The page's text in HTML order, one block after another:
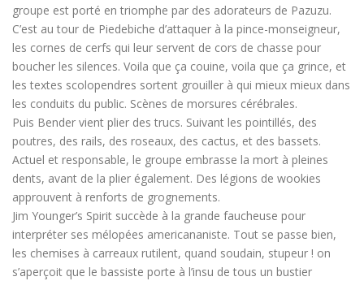
groupe est porté en triomphe par des adorateurs de Pazuzu.
C’est au tour de Piedebiche d’attaquer à la pince-monseigneur,
les cornes de cerfs qui leur servent de cors de chasse pour
boucher les silences. Voila que ça couine, voila que ça grince, et
les textes scolopendres sortent grouiller à qui mieux mieux dans
les conduits du public. Scènes de morsures cérébrales.
Puis Bender vient plier des trucs. Suivant les pointillés, des
poutres, des rails, des roseaux, des cactus, et des bassets.
Actuel et responsable, le groupe embrasse la mort à pleines
dents, avant de la plier également. Des légions de wookies
approuvent à renforts de grognements.
Jim Younger’s Spirit succède à la grande faucheuse pour
interpréter ses mélopées americananiste. Tout se passe bien,
les chemises à carreaux rutilent, quand soudain, stupeur ! on
s’aperçoit que le bassiste porte à l’insu de tous un bustier